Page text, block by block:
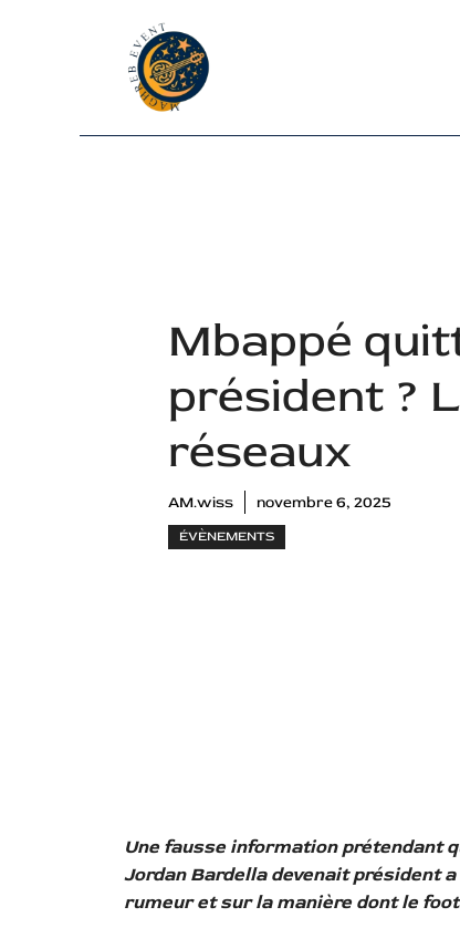
Mbappé
président ?
réseaux
AM.wiss novembre 6, 2025
ÉVÈNEMENTS
Une fausse information prétendant
Jordan Bardella devenait président
rumeur et sur la manière dont le